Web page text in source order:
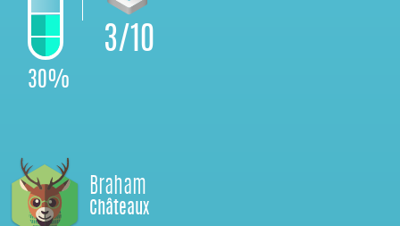
30%
3/10
Braham
Châteaux